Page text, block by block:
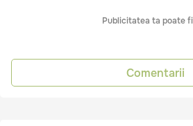
Publicitatea ta poate
Comentarii